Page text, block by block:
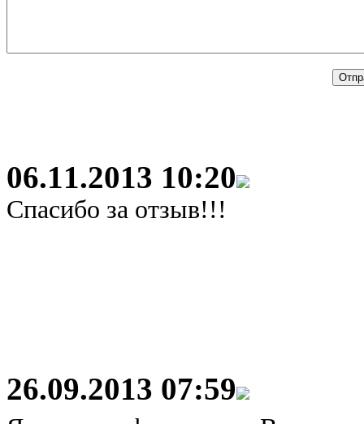
06.11.2013 10:20
Спасибо за отзыв!!!
26.09.2013 07:59